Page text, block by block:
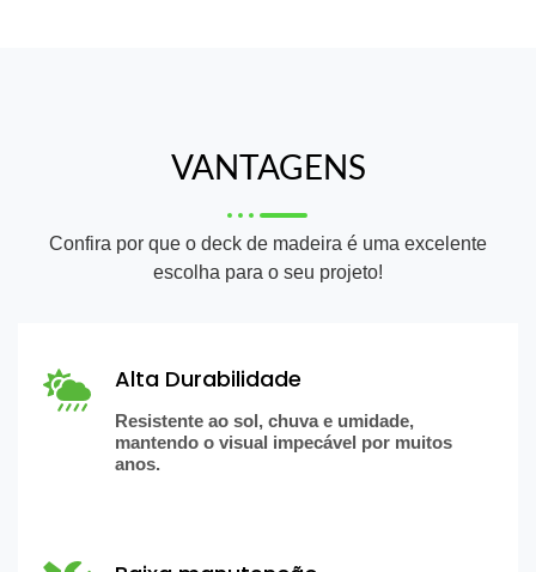
VANTAGENS
Confira por que o deck de madeira é uma excelente
escolha para o seu projeto!
Alta Durabilidade
Resistente ao sol, chuva e umidade,
mantendo o visual impecável por muitos
anos.